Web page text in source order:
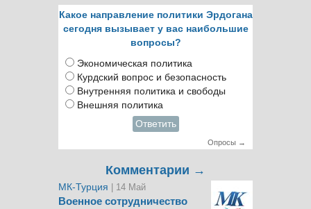
Какое направление политики Эрдогана
сегодня вызывает у вас наибольшие
вопросы?
Экономическая политика
Курдский вопрос и безопасность
Внутренняя политика и свободы
Внешняя политика
Ответить
Опросы →
Комментарии →
МК-Турция | 14 Май
Военное сотрудничество